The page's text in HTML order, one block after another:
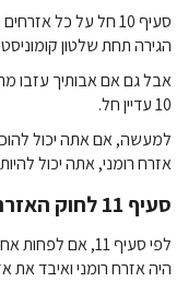
סעיף 10 חל על כל
הגירה תחת שלטון
אבל גם אם אבותיך עזבו
10 עדיין חל.
למעשה, אם אתה יכול
אזרח רומני, אתה יכול
סעיף 11 לחוק האזרחות הרומנית
לפי סעיף 11,
היה אזרח רומני ואיבד את